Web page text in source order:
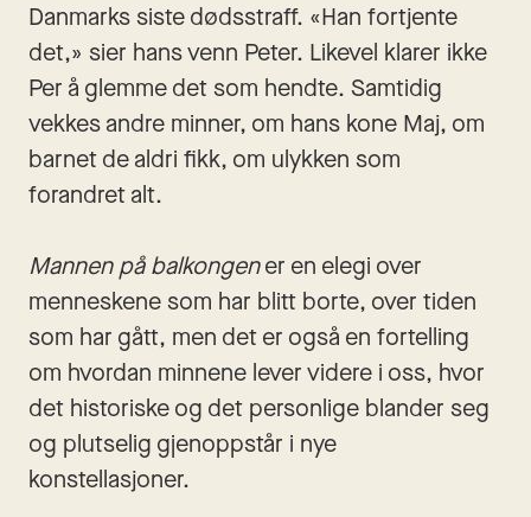
Danmarks siste dødsstraff. «Han fortjente
det,» sier hans venn Peter. Likevel klarer ikke
Per å glemme det som hendte. Samtidig
vekkes andre minner, om hans kone Maj, om
barnet de aldri fikk, om ulykken som
forandret alt.
Mannen på balkongen er en elegi over
menneskene som har blitt borte, over tiden
som har gått, men det er også en fortelling
om hvordan minnene lever videre i oss, hvor
det historiske og det personlige blander seg
og plutselig gjenoppstår i nye
konstellasjoner.